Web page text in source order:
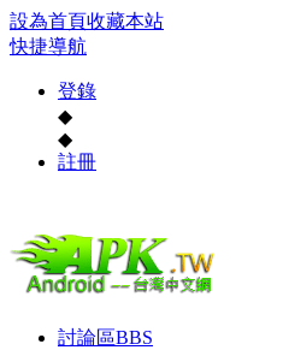
設為首頁收藏本站
快捷導航
登錄
◆
◆
註冊
討論區BBS